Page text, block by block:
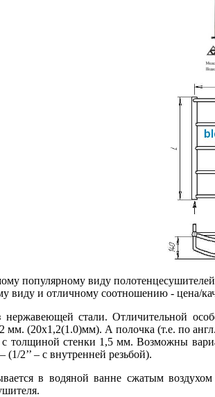
популярному виду
виду и отличному соотношению - цена/
стали. Отличительной
(20х1,2(1.0)мм). А полочка (т.е. по
толщиной стенки 1,5 мм. Возможны
2’’ – c внутренней резьбой).
в водяной ванне сжатым